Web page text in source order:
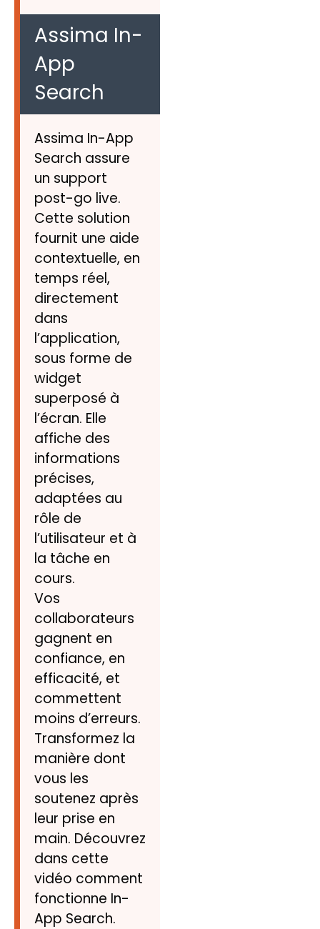
Assima In-
App
Search
Assima In-App
Search assure
un support
post-go live.
Cette solution
fournit une aide
contextuelle, en
temps réel,
directement
dans
l’application,
sous forme de
widget
superposé à
l’écran. Elle
affiche des
informations
précises,
adaptées au
rôle de
l’utilisateur et à
la tâche en
cours.
Vos
collaborateurs
gagnent en
confiance, en
efficacité, et
commettent
moins d’erreurs.
Transformez la
manière dont
vous les
soutenez après
leur prise en
main. Découvrez
dans cette
vidéo comment
fonctionne In-
App Search.